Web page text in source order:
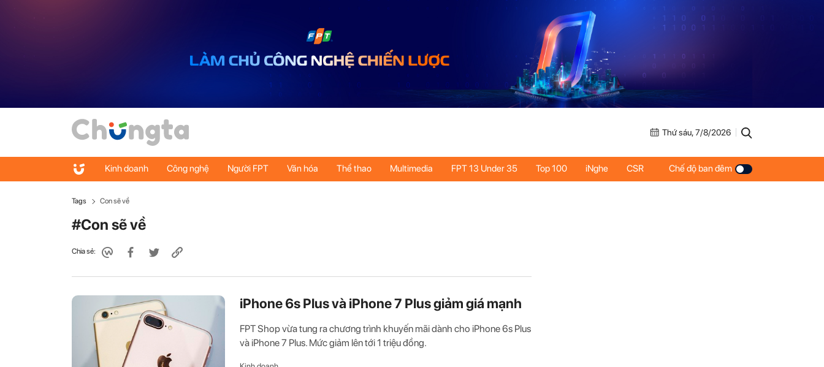
Thứ sáu, 7/8/2026
Kinh doanh Công nghệ Người FPT Văn hóa Thể thao Multimedia FPT 13 Under 35 Top 100 iNghe CSR Chế độ ban đêm
Tags Con sẽ về
#Con sẽ về
Chia sẻ:
iPhone 6s Plus và iPhone 7 Plus giảm giá mạnh
FPT Shop vừa tung ra chương trình khuyến mãi dành cho iPhone 6s Plus
và iPhone 7 Plus. Mức giảm lên tới 1 triệu đồng.